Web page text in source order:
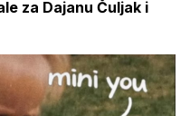
za Dajanu Čuljak i